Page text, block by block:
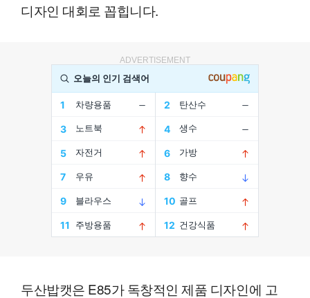
디자인 대회로 꼽힙니다.
ADVERTISEMENT
두산밥캣은 E85가 독창적인 제품 디자인에 고